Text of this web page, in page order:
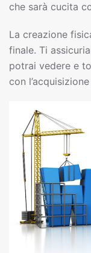
che sarà cucita
La creazione
finale. Ti
potrai vedere e
con